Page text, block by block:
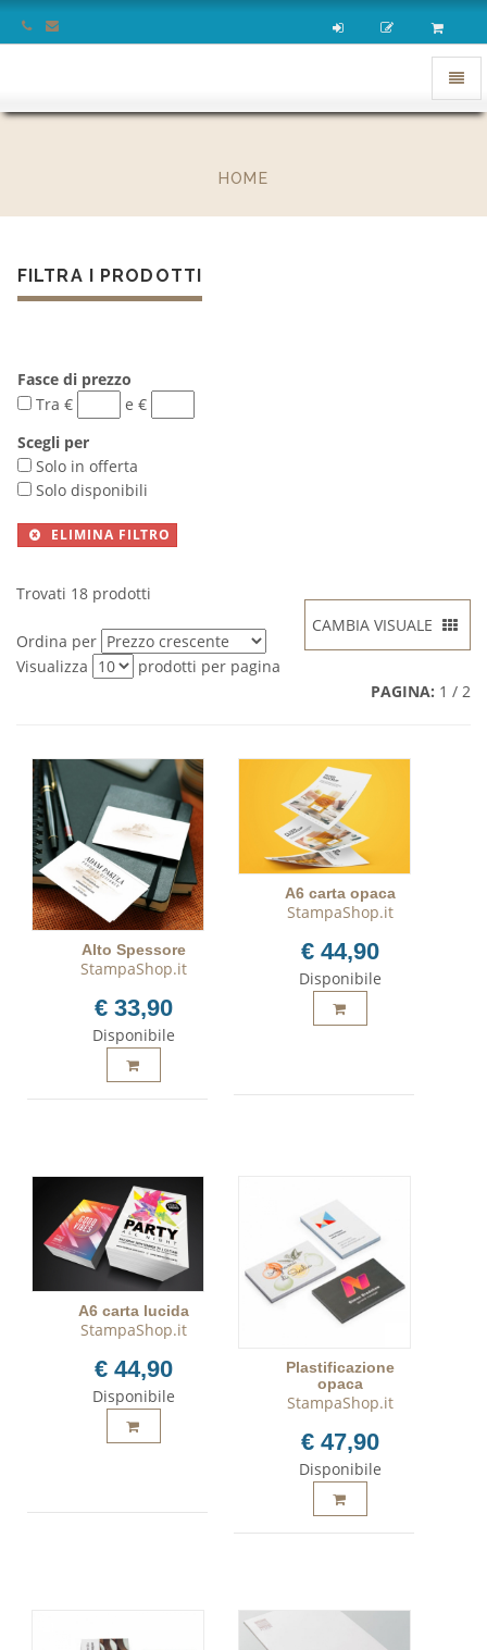
Apri
menu
HOME
FILTRA I PRODOTTI
Fasce di prezzo
Tra €
e €
Scegli per
Solo in offerta
Solo disponibili
ELIMINA FILTRO
CAMBIA VISUALE
Trovati 18 prodotti
Ordina per
Visualizza
prodotti per pagina
PAGINA: 1 / 2
Alto Spessore
StampaShop.it
€ 33,90
Disponibile
A6 carta opaca
StampaShop.it
€ 44,90
Disponibile
A6 carta lucida
StampaShop.it
€ 44,90
Disponibile
Plastificazione
opaca
StampaShop.it
€ 47,90
Disponibile